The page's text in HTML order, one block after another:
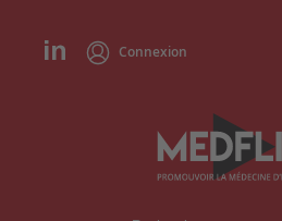
Connexion